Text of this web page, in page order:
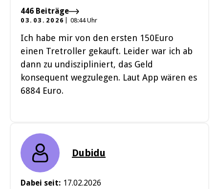
446 Beiträge
03.03.2026 08:44 Uhr
Ich habe mir von den ersten 150Euro
einen Tretroller gekauft. Leider war ich ab
dann zu undiszipliniert, das Geld
konsequent wegzulegen. Laut App wären es
6884 Euro.
Dubidu
Dabei seit: 17.02.2026